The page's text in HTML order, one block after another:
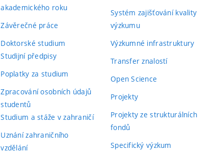
akademického roku
Závěrečné práce
Doktorské studium
Studijní předpisy
Poplatky za studium
Zpracování osobních údajů
studentů
Studium a stáže v zahraničí
Uznání zahraničního
vzdělání
Systém zajišťování kvality
výzkumu
Výzkumné infrastruktury
Transfer znalostí
Open Science
Projekty
Projekty ze strukturálních
fondů
Specifický výzkum